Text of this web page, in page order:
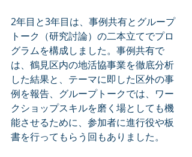
2年目と3年目は、事例共有とグループ
トーク（研究討論）の二本立てでプロ
グラムを構成しました。事例共有で
は、鶴見区内の地活協事業を徹底分析
した結果と、テーマに即した区外の事
例を報告、グループトークでは、ワー
クショップスキルを磨く場としても機
能させるために、参加者に進行役や板
書を行ってもらう回もありました。